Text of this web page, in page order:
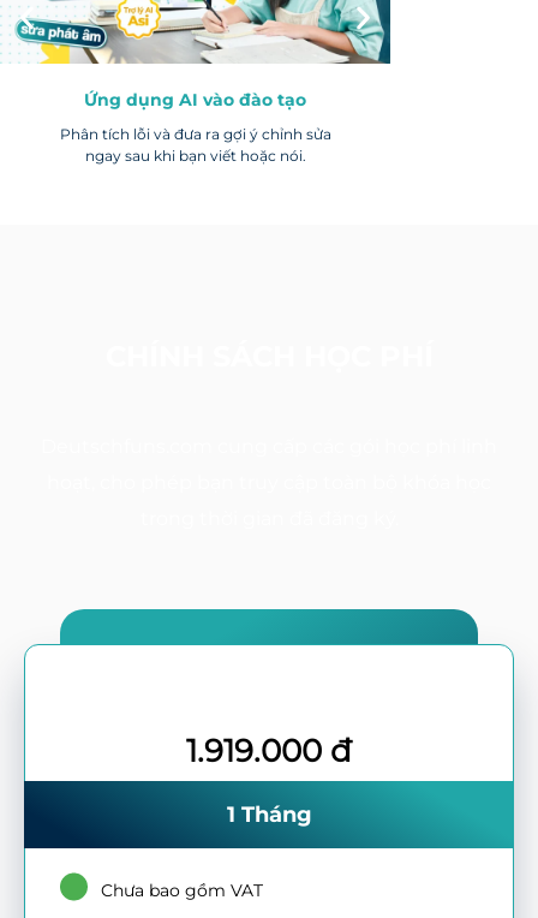
Ứng dụng AI vào đào tạo
Phân tích lỗi và đưa ra gợi ý chỉnh sửa
ngay sau khi bạn viết hoặc nói.
1.919.000 đ
1 Tháng
Chưa bao gồm VAT